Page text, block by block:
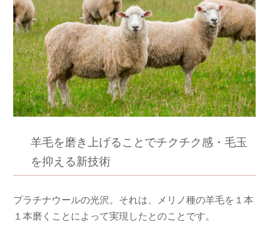
羊毛を磨き上げることでチクチク感・毛玉
を抑える新技術
プラチナウールの光沢。それは、メリノ種の羊毛を１本
１本磨くことによって実現したとのことです。